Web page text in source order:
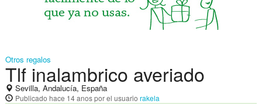
Otros regalos
Tlf inalambrico averiado
Sevilla, Andalucía, España
Publicado hace 14 anospor el usuario rakela